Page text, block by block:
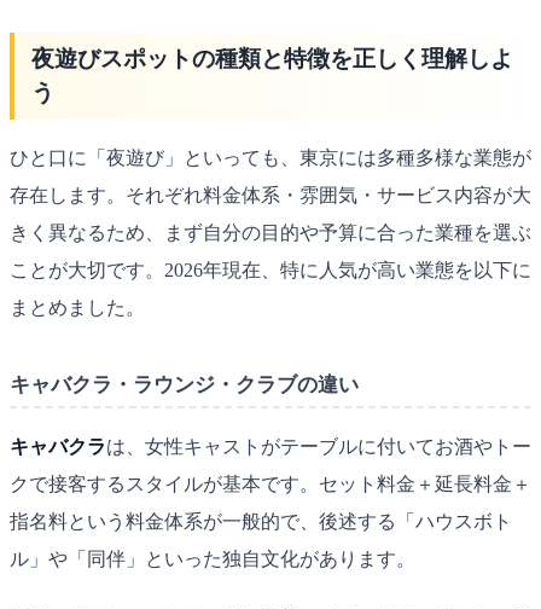
夜遊びスポットの種類と特徴を正しく理解しよ
う
ひと口に「夜遊び」といっても、東京には多種多様な業態が
存在します。それぞれ料金体系・雰囲気・サービス内容が大
きく異なるため、まず自分の目的や予算に合った業種を選ぶ
ことが大切です。2026年現在、特に人気が高い業態を以下に
まとめました。
キャバクラ・ラウンジ・クラブの違い
キャバクラは、女性キャストがテーブルに付いてお酒やトー
クで接客するスタイルが基本です。セット料金＋延長料金＋
指名料という料金体系が一般的で、後述する「ハウスボト
ル」や「同伴」といった独自文化があります。